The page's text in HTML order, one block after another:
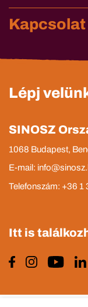
Kapcsolat
Lépj
SINOSZ
1068 Budapest,
E-mail:
Telefonszám: +36 1
Itt is